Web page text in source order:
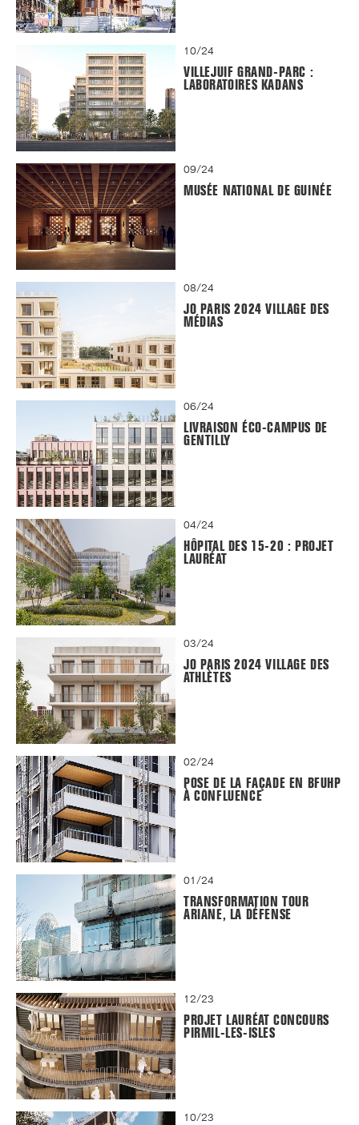
10/24
VILLEJUIF GRAND-PARC :
LABORATOIRES KADANS
09/24
MUSÉE NATIONAL DE GUINÉE
08/24
JO PARIS 2024 VILLAGE DES
MÉDIAS
06/24
LIVRAISON ÉCO-CAMPUS DE
GENTILLY
04/24
HÔPITAL DES 15-20 : PROJET
LAURÉAT
03/24
JO PARIS 2024 VILLAGE DES
ATHLÈTES
02/24
POSE DE LA FAÇADE EN BFUHP
À CONFLUENCE
01/24
TRANSFORMATION TOUR
ARIANE, LA DÉFENSE
12/23
PROJET LAURÉAT CONCOURS
PIRMIL-LES-ISLES
10/23